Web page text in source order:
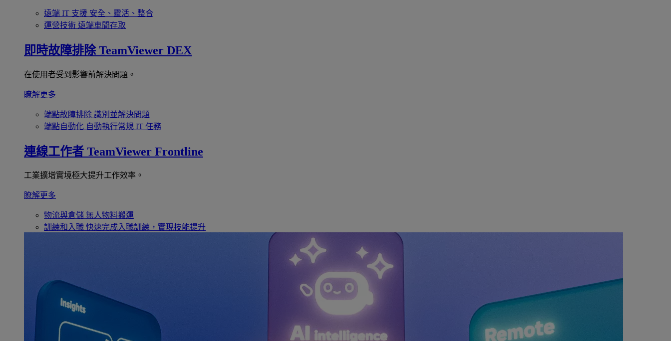
遠端 IT 支援 安全、靈活、整合
運營技術 遠端車間存取
即時故障排除 TeamViewer DEX
在使用者受到影響前解決問題。
瞭解更多
端點故障排除 識別並解決問題
端點自動化 自動執行常規 IT 任務
連線工作者 TeamViewer Frontline
工業擴增實境極大提升工作效率。
瞭解更多
物流與倉儲 無人物料搬運
訓練和入職 快速完成入職訓練，實現技能提升